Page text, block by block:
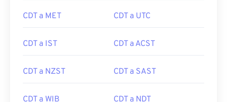
CDT a MET CDT a UTC
CDT a IST CDT a ACST
CDT a NZST CDT a SAST
CDT a WIB CDT a NDT